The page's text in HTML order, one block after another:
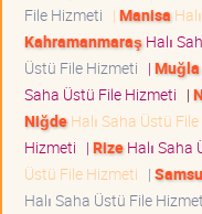
File Hizmeti | Manisa
Kahramanmaraş Halı
Üstü File Hizmeti | Muğla
Saha Üstü File Hizmeti |
NiğdeHalı Saha Üstü
Hizmeti | RizeHalı Saha
Üstü File Hizmeti |
Halı Saha Üstü File